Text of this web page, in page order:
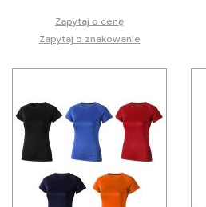
Zapytaj o cenę
Zapytaj o znakowanie